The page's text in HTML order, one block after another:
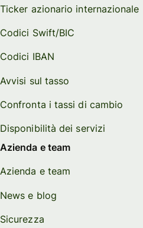
Ticker azionario internazionale
Codici Swift/BIC
Codici IBAN
Avvisi sul tasso
Confronta i tassi di cambio
Disponibilità dei servizi
Azienda e team
Azienda e team
News e blog
Sicurezza